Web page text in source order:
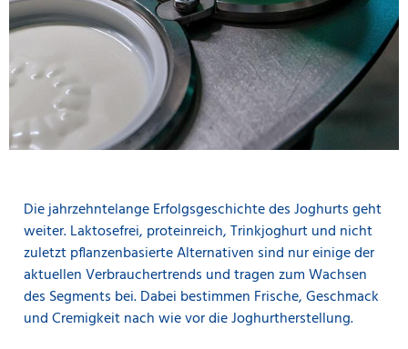
Die jahrzehntelange Erfolgsgeschichte des Joghurts geht
weiter. Laktosefrei, proteinreich, Trinkjoghurt und nicht
zuletzt pflanzenbasierte Alternativen sind nur einige der
aktuellen Verbrauchertrends und tragen zum Wachsen
des Segments bei. Dabei bestimmen Frische, Geschmack
und Cremigkeit nach wie vor die Joghurtherstellung.